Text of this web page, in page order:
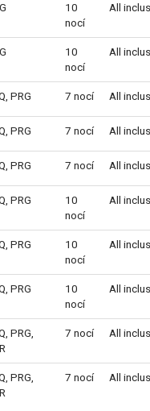
10
nocí
All
10
nocí
All
, PRG 7 nocí All
, PRG 7 nocí All
, PRG 7 nocí All
, PRG
10
nocí
All
, PRG
10
nocí
All
, PRG
10
nocí
All
, PRG,
7 nocí All
, PRG,
7 nocí All